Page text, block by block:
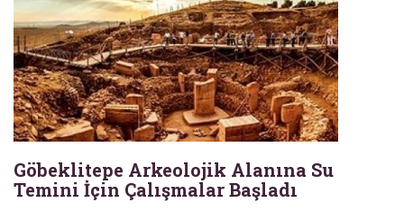
Göbeklitepe Arkeolojik Alanına Su
Temini İçin Çalışmalar Başladı